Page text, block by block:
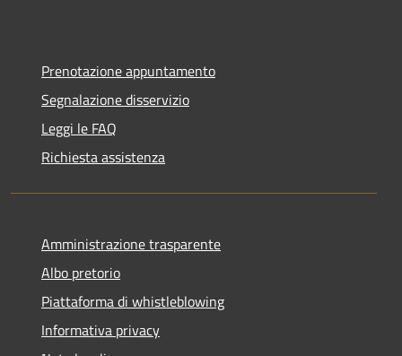
Prenotazione appuntamento
Segnalazione disservizio
Leggi le FAQ
Richiesta assistenza
Amministrazione trasparente
Albo pretorio
Piattaforma di whistleblowing
Informativa privacy